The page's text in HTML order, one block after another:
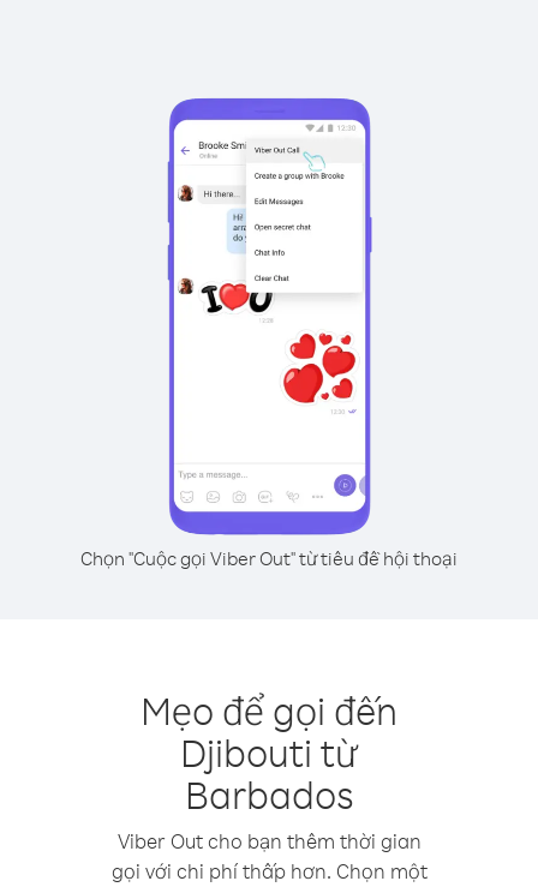
Chọn "Cuộc gọi Viber Out" từ tiêu đề hội thoại
Mẹo để gọi đến
Djibouti từ
Barbados
Viber Out cho bạn thêm thời gian
gọi với chi phí thấp hơn. Chọn một